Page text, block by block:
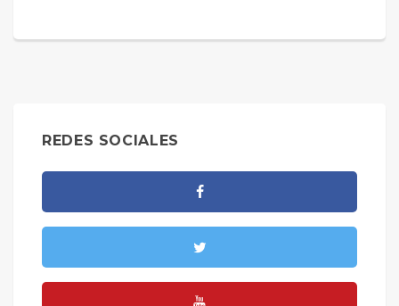
REDES SOCIALES